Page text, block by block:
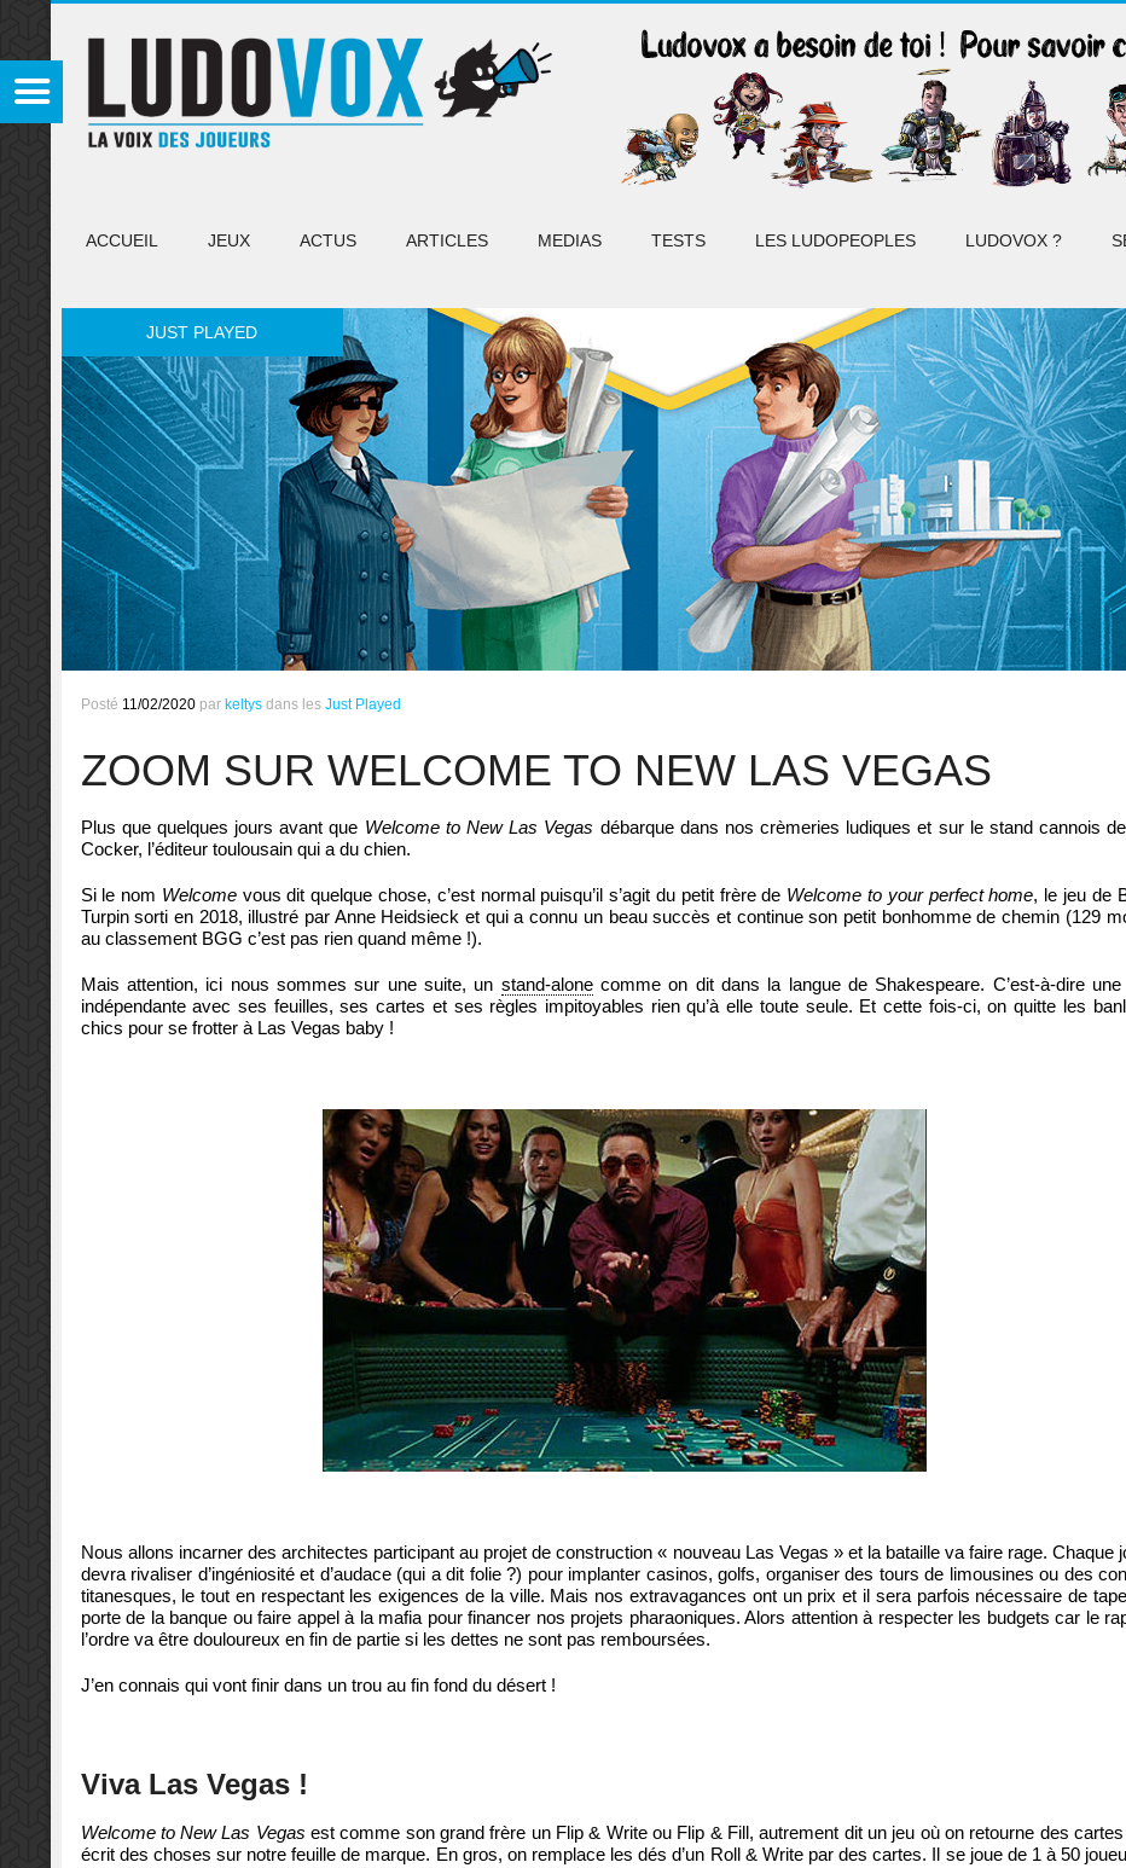
ACCUEIL JEUX ACTUS ARTICLES MEDIAS TESTS LES LUDOPEOPLES LUDOVOX ?
JUST PLAYED
Posté 11/02/2020 par keltys dans les Just Played
ZOOM SUR WELCOME TO NEW LAS VEGAS
Plus que quelques jours avant que Welcome to New Las Vegas débarque dans nos crèmeries ludiques et sur le stand cannois
Cocker, l’éditeur toulousain qui a du chien.
Si le nom Welcomevous dit quelque chose, c’est normal puisqu’il s’agit du petit frère de Welcome to your perfect home, le jeu de
Turpin sorti en 2018, illustré par Anne Heidsieck et qui a connu un beau succès et continue son petit bonhomme de chemin (129
au classement BGG c’est pas rien quand même !).
Mais attention, ici nous sommes sur une suite, un stand-alonecomme on dit dans la langue de Shakespeare. C’est-à-dire
indépendante avec ses feuilles, ses cartes et ses règles impitoyables rien qu’à elle toute seule. Et cette fois-ci, on quitte les
chics pour se frotter à Las Vegas baby !
Nous allons incarner des architectes participant au projet de construction « nouveau Las Vegas » et la bataille va faire rage. Chaque
devra rivaliser d’ingéniosité et d’audace (qui a dit folie ?) pour implanter casinos, golfs, organiser des tours de limousines ou des
titanesques, le tout en respectant les exigences de la ville. Mais nos extravagances ont un prix et il sera parfois nécessaire de
porte de la banque ou faire appel à la mafia pour financer nos projets pharaoniques. Alors attention à respecter les budgets car le
l’ordre va être douloureux en fin de partie si les dettes ne sont pas remboursées.
J’en connais qui vont finir dans un trou au fin fond du désert !
Viva Las Vegas !
Welcome to New Las Vegasest comme son grand frère un Flip & Write ou Flip & Fill, autrement dit un jeu où on retourne des
écrit des choses sur notre feuille de marque. En gros, on remplace les dés d’un Roll & Write par des cartes. Il se joue de 1 à 50